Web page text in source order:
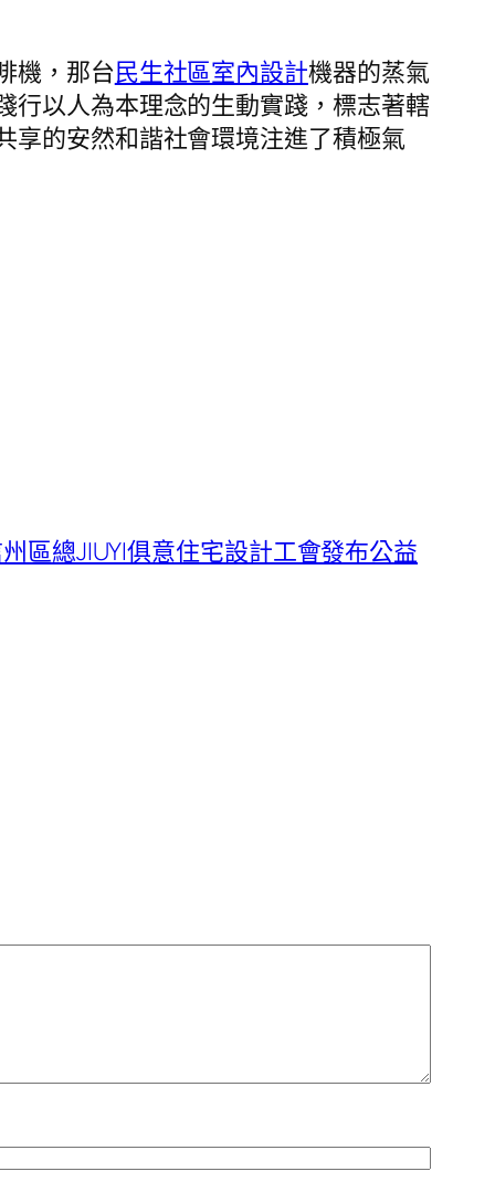
機，那台民生社區室內設計機器的蒸氣
行以人為本理念的生動實踐，標志著轄
享的安然和諧社會環境注進了積極氣
區總JIUYI俱意住宅設計工會發布公益